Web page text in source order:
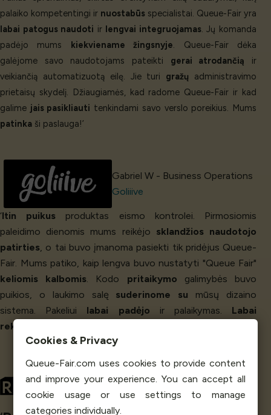
palaiko kompetentingi ir nuostabūs specialistai. Queue-Fair yra
labai patogus naudoti ir lengvai integruojamas. Jų komanda
padėjo mums kiekviename žingsnyje. Queue-Fair dėka
galėjome savo naudotojams pateikti gerai atrodančią ir
veikiančią automatizuotą eilę. Jie turi gražų administravimo
prietaisų skydelį. Džiaugiamės, kad radome Queue-Fair ir kad
galime jais pasikliauti tenkindami savo verslo poreikius. Mums
patinka ši paslauga!’
Gabriel W - Business Operations
Goliiive
‘Itin puikus produktas eismo kontrolei. Pirmosiomis
paleidimo dienomis mums reikėjo sklandžios naudotojo
patirties, o tai buvo įmanoma pasiekti tik pridėjus Queue-
Fair. Mums patiko, kaip lengva buvo nustatyti "Queue Fair"
keliomis kalbomis. Kodo pritaikymo galimybės buvo
puikios, o laukimo salę suderinome su mūsų dizaino
sistema. Pakeliui labai padėjo ir palaikymas. Labai
rekomenduojame
Yura Bogdanov
Co-Founder, Entire Framework
RE: Ukraine Villages
Cookies & Privacy
Queue-Fair.com uses cookies to provide content
and improve your experience. You can accept all
cookie usage or use settings to manage
categories individually.